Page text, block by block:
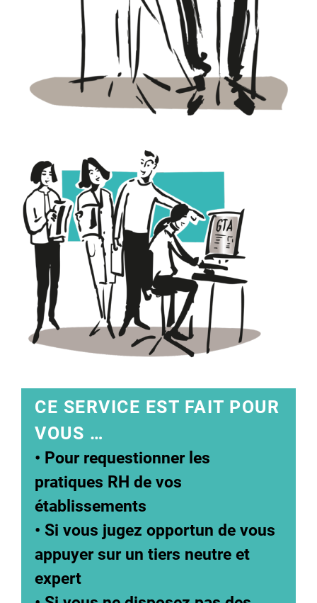
CE SERVICE EST FAIT POUR
VOUS …
• Pour requestionner les
pratiques RH de vos
établissements
• Si vous jugez opportun de vous
appuyer sur un tiers neutre et
expert